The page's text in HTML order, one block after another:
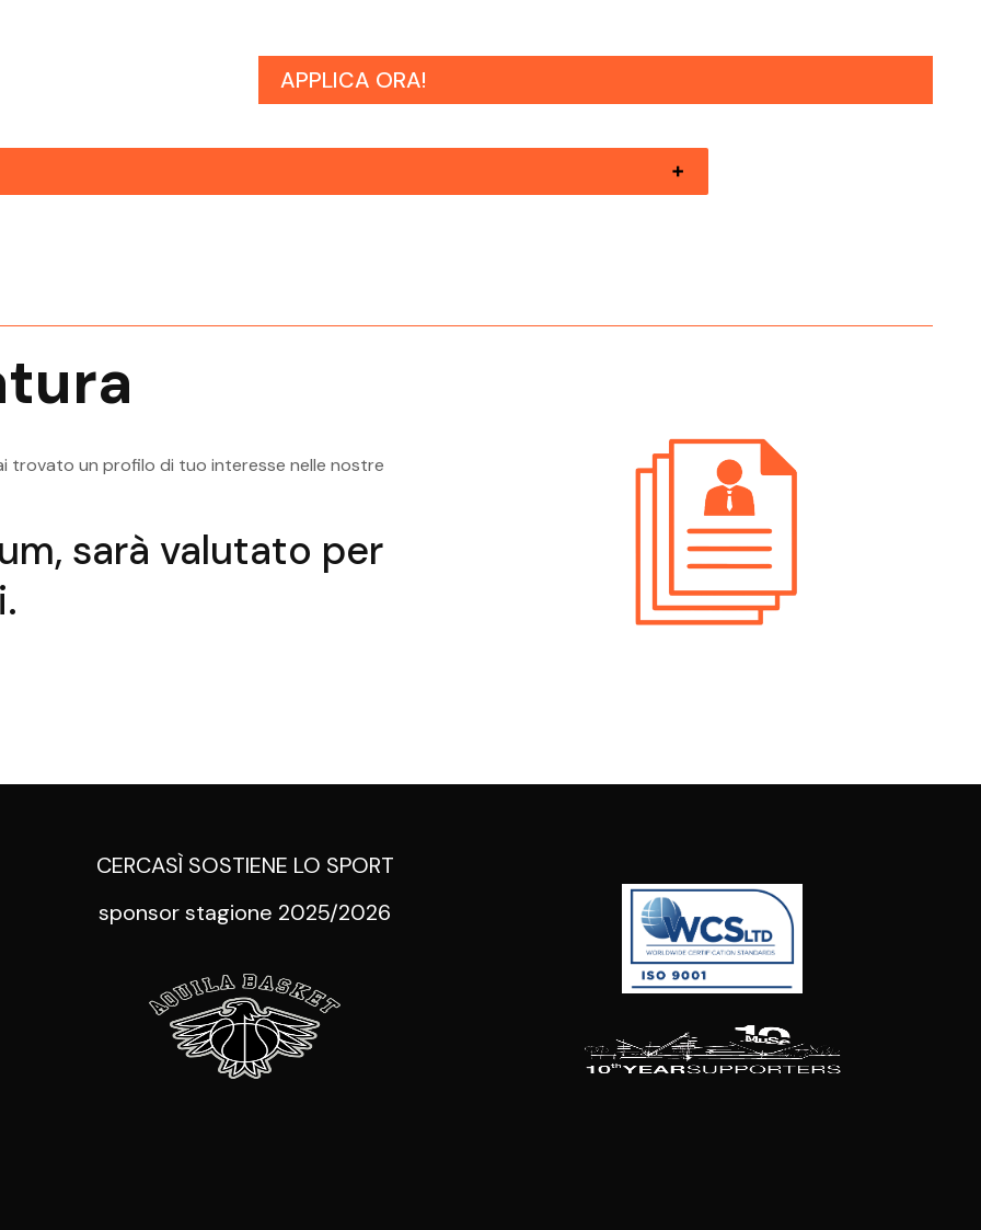
APPLICA ORA!
Offerte Di Lavoro Rovereto
Offerte Di Lavoro Trento Categorie
Offerte Di Lavoro Valli Giudicarie
trovato un profilo di tuo interesse nelle nostre
sarà valutato per
CERCASÌ SOSTIENE LO SPORT
sponsor stagione 2025/2026